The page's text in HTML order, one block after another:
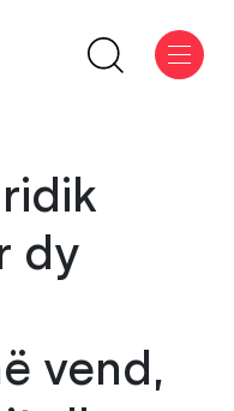
dy
vend,